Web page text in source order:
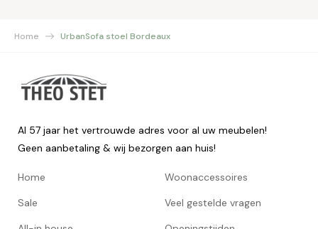
Home UrbanSofa stoel Bordeaux
Al 57 jaar het vertrouwde adres voor al uw meubelen!
Geen aanbetaling & wij bezorgen aan huis!
Home
Sale
Woonaccessoires
Veel gestelde vragen